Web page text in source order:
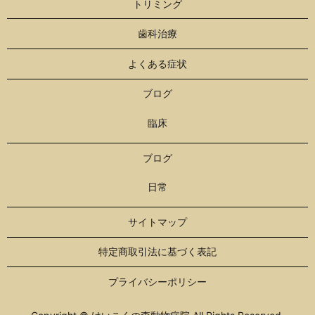
トリミング
歯科治療
よくある症状
ブログ
臨床
ブログ
日常
サイトマップ
特定商取引法に基づく表記
プライバシーポリシー